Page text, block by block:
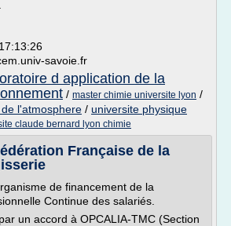
savoie.fr
d application de la
/ master chimie universite lyon /
l'atmosphere / universite physique
claude bernard lyon chimie
Française de la
de financement de la
Continue des salariés.
un accord à OPCALIA-TMC (Section